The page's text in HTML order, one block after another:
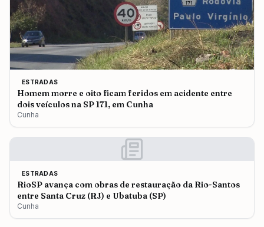
ESTRADAS
Homem morre e oito ficam feridos em acidente entre
dois veículos na SP 171, em Cunha
Cunha
ESTRADAS
RioSP avança com obras de restauração da Rio-Santos
entre Santa Cruz (RJ) e Ubatuba (SP)
Cunha